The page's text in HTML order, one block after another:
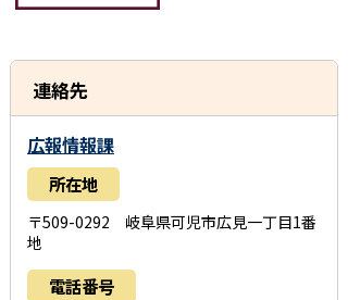
連絡先
広報情報課
所在地
〒509-0292 岐阜県可児市広見一丁目1番
地
電話番号